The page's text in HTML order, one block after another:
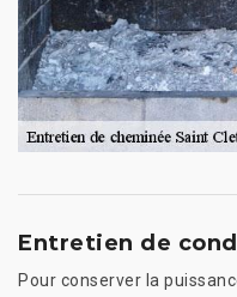
Entretien de
Pour conserver la